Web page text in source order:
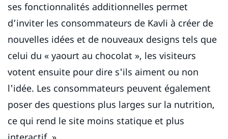
ses fonctionnalités additionnelles permet
d’inviter les consommateurs de Kavli à créer de
nouvelles idées et de nouveaux designs tels que
celui du « yaourt au chocolat », les visiteurs
votent ensuite pour dire s'ils aiment ou non
l'idée. Les consommateurs peuvent également
poser des questions plus larges sur la nutrition,
ce qui rend le site moins statique et plus